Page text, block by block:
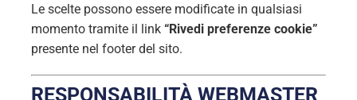
Le scelte possono essere modificate in qualsiasi
momento tramite il link “Rivedi preferenze cookie”
presente nel footer del sito.
RESPONSABILITÀ WEBMASTER